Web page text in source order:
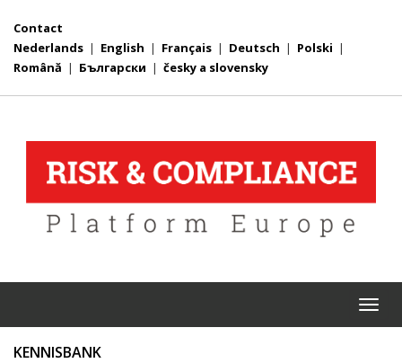
Contact
Nederlands | English | Français | Deutsch | Polski |
Română | Български | česky a slovensky
KENNISBANK